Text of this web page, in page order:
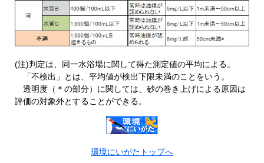
(注)判定は、同一水浴場に関して得た測定値の平均による。
「不検出」とは、平均値が検出下限未満のことをいう。
透明度（＊の部分）に関しては、砂の巻き上げによる原因は
評価の対象外とすることができる。
環境にいがたトップへ